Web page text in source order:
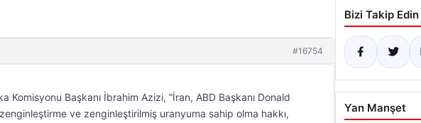
#16754
Komisyonu Başkanı İbrahim Azizi, “İran, ABD Başkanı Donald
ve zenginleştirilmiş uranyuma sahip olma hakkı,
Bizi Takip Edin
Yan Manşet